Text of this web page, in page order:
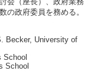
の政府委員を務める。
Becker, University of
School
School